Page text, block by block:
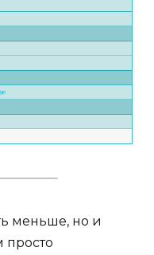
меньше, но и
просто